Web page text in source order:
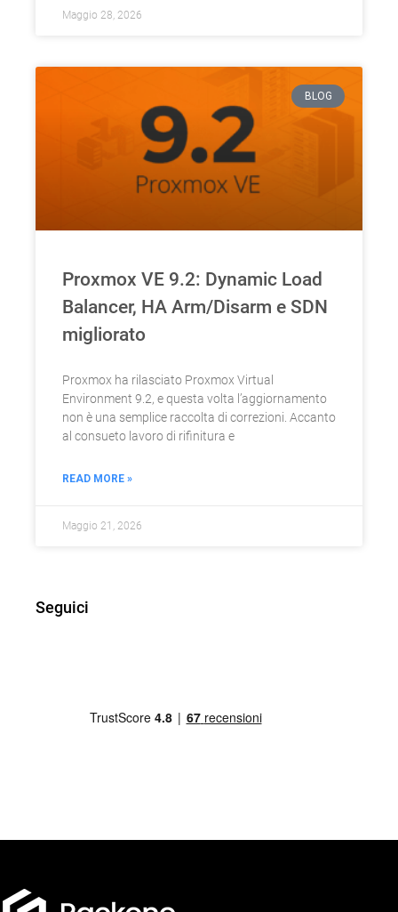
Maggio 28, 2026
BLOG
Proxmox VE 9.2: Dynamic Load
Balancer, HA Arm/Disarm e SDN
migliorato
Proxmox ha rilasciato Proxmox Virtual
Environment 9.2, e questa volta l’aggiornamento
non è una semplice raccolta di correzioni. Accanto
al consueto lavoro di rifinitura e
READ MORE »
Maggio 21, 2026
Seguici